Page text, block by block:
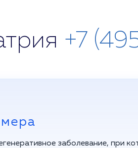
+7
заболевание, при